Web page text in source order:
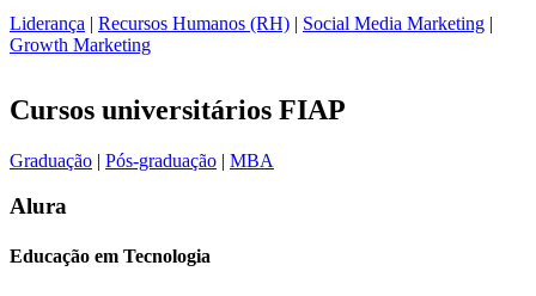
Liderança | Recursos Humanos (RH) | Social Media Marketing |
Growth Marketing
Cursos universitários FIAP
Graduação | Pós-graduação | MBA
Alura
Educação em Tecnologia